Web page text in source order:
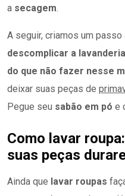
a secagem.
A seguir, criamos um passo
descomplicar a lavanderia
do que não fazer nesse
deixar suas peças de
Pegue seu sabão em pó e
Como lavar
suas peças
Ainda que lavar roupas